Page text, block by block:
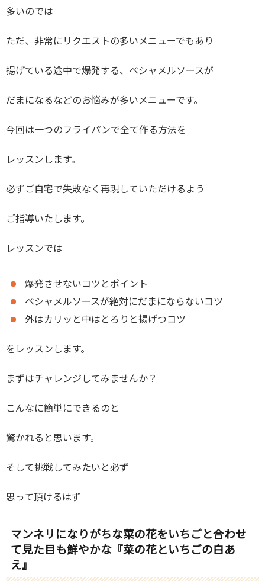
多いのでは
ただ、非常にリクエストの多いメニューでもあり
揚げている途中で爆発する、ベシャメルソースが
だまになるなどのお悩みが多いメニューです。
今回は一つのフライパンで全て作る方法を
レッスンします。
必ずご自宅で失敗なく再現していただけるよう
ご指導いたします。
レッスンでは
爆発させないコツとポイント
ベシャメルソースが絶対にだまにならないコツ
外はカリッと中はとろりと揚げつコツ
をレッスンします。
まずはチャレンジしてみませんか？
こんなに簡単にできるのと
驚かれると思います。
そして挑戦してみたいと必ず
思って頂けるはず
マンネリになりがちな菜の花をいちごと合わせ
て見た目も鮮やかな『菜の花といちごの白あ
え』